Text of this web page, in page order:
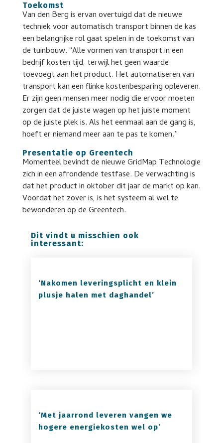
Toekomst
Van den Berg is ervan overtuigd dat de nieuwe
techniek voor automatisch transport binnen de kas
een belangrijke rol gaat spelen in de toekomst van
de tuinbouw. “Alle vormen van transport in een
bedrijf kosten tijd, terwijl het geen waarde
toevoegt aan het product. Het automatiseren van
transport kan een flinke kostenbesparing opleveren.
Er zijn geen mensen meer nodig die ervoor moeten
zorgen dat de juiste wagen op het juiste moment
op de juiste plek is. Als het eenmaal aan de gang is,
hoeft er niemand meer aan te pas te komen.”
Presentatie op Greentech
Momenteel bevindt de nieuwe GridMap Technologie
zich in een afrondende testfase. De verwachting is
dat het product in oktober dit jaar de markt op kan.
Voordat het zover is, is het systeem al wel te
bewonderen op de Greentech.
Dit vindt u misschien ook
interessant:
‘Nakomen leveringsplicht en klein
plusje halen met daghandel’
‘Met jaarrond leveren vangen we
hogere energiekosten wel op’